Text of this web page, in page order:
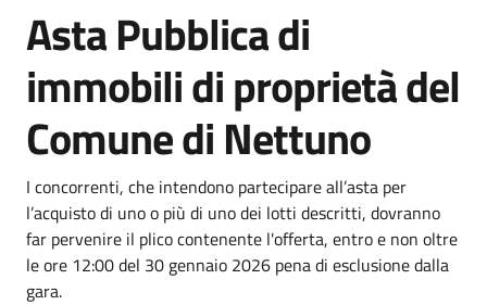
Asta Pubblica di
immobili di proprietà del
Comune di Nettuno
Dettagli della notizia
I concorrenti, che intendono partecipare all’asta per
l’acquisto di uno o più di uno dei lotti descritti, dovranno
far pervenire il plico contenente l'offerta, entro e non oltre
le ore 12:00 del 30 gennaio 2026 pena di esclusione dalla
gara.